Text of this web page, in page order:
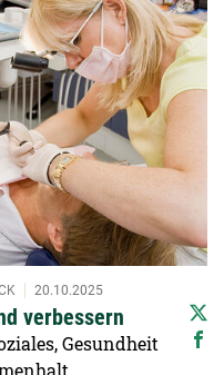
verbessern
20.10.2025
Gesundheit